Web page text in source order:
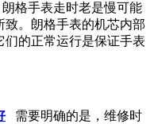
朗格手表走时老是慢可能
致。朗格手表的机芯内部
的正常运行是保证手表
需要明确的是，维修时